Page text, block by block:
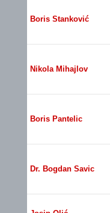
Boris Stanković
Nikola Mihajlov
Boris Pantelic
Dr. Bogdan Savic